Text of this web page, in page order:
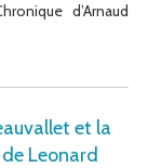
d’Arnaud
et la
de Leonard